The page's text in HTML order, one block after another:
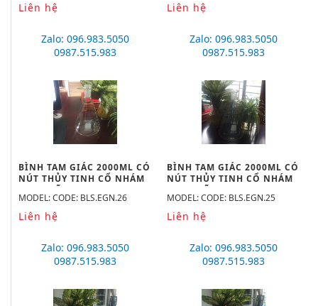
Liên hệ Liên hệ
Zalo: 096.983.5050
0987.515.983
BÌNH TAM GIÁC 2000ML CÓ
NÚT THỦY TINH CỔ NHÁM
34/35 HÃNG BIOHALL-
GERMANY
MODEL: CODE: BLS.EGN.26
Liên hệ
Zalo: 096.983.5050
0987.515.983
BÌNH TAM GIÁC 2000ML CÓ
NÚT THỦY TINH CỔ NHÁM
29/32 HÃNG BIOHALL-
GERMANY
MODEL: CODE: BLS.EGN.25
Liên hệ
Zalo: 096.983.5050
0987.515.983
Zalo: 096.983.5050
0987.515.983